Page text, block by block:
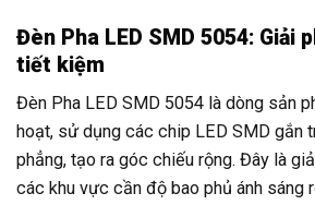
Đèn Pha LED SMD 5054: Giải
tiết kiệm
Đèn Pha LED SMD 5054 là dòng sản
hoạt, sử dụng các chip LED SMD gắn
phẳng, tạo ra góc chiếu rộng. Đây là
các khu vực cần độ bao phủ ánh sáng